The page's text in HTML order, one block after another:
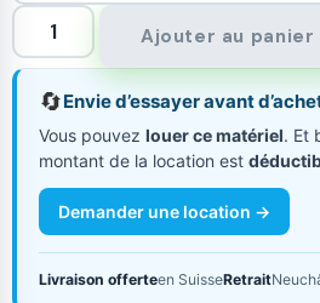
Ajouter au panier
🔄Envie d’essayer avant
Vous pouvez louer ce matériel. Et
montant de la location est
Demander une location →
Livraison offerteen SuisseRetrait